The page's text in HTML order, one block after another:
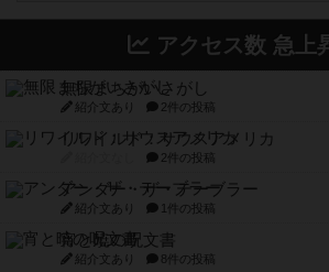
アクセス数 急上
無限まちがいさがし
紹介文あり 2件の投稿
リワイルド：サウスアメリカ
2件の投稿
アンダー・ザ・テーブラー
紹介文あり 1件の投稿
宵と暁の呪文書
紹介文あり 8件の投稿